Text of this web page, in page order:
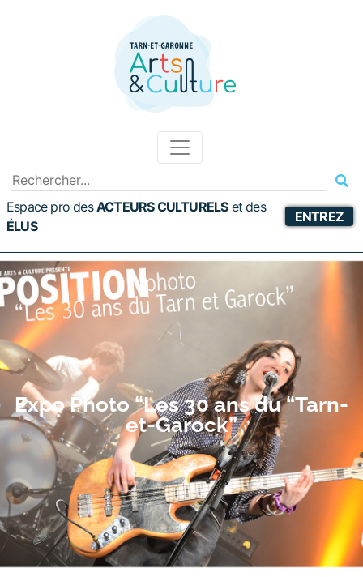
Espace pro desACTEURS CULTURELS etdes
ÉLUS
ENTREZ
Expo Photo “Les 30 ans du “Tarn-
et-Garock”